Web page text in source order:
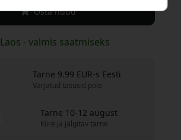
Osta nüüd
Laos - valmis saatmiseks
Tarne 9.99 EUR-s Eesti
Varjatud tasusid pole
Tarne 10-12 august
Kiire ja jälgitav tarne